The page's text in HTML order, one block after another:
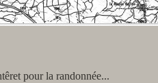
pour la randonnée...